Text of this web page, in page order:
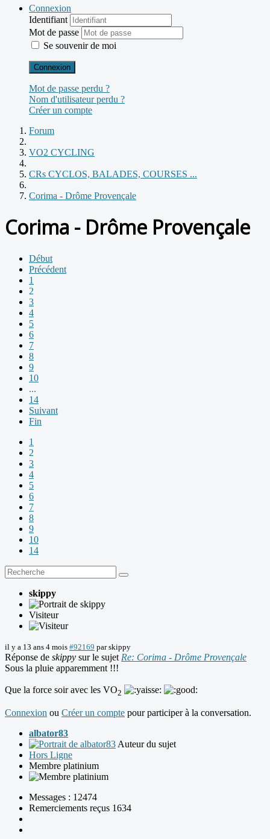
Connexion
Identifiant
Mot de passe
Se souvenir de moi
Connexion
Mot de passe perdu ?
Nom d'utilisateur perdu ?
Créer un compte
Forum
VO2 CYCLING
CRs CYCLOS, BALADES, COURSES ...
Corima - Drôme Provençale
Corima - Drôme Provençale
Début
Précédent
1
2
3
4
5
6
7
8
9
10
...
14
Suivant
Fin
1
2
3
4
5
6
7
8
9
10
14
skippy
Visiteur
il y a 13 ans 4 mois #92169 parskippy
Réponse de skippy sur le sujet Re: Corima - Drôme Provençale
Sous la pluie apparemment !!!
Que la force soir avec les VO2
Connexion ou Créer un compte pour participer à la conversation.
albator83
Auteur du sujet
Hors Ligne
Membre platinium
Messages : 12474
Remerciements reçus 1634